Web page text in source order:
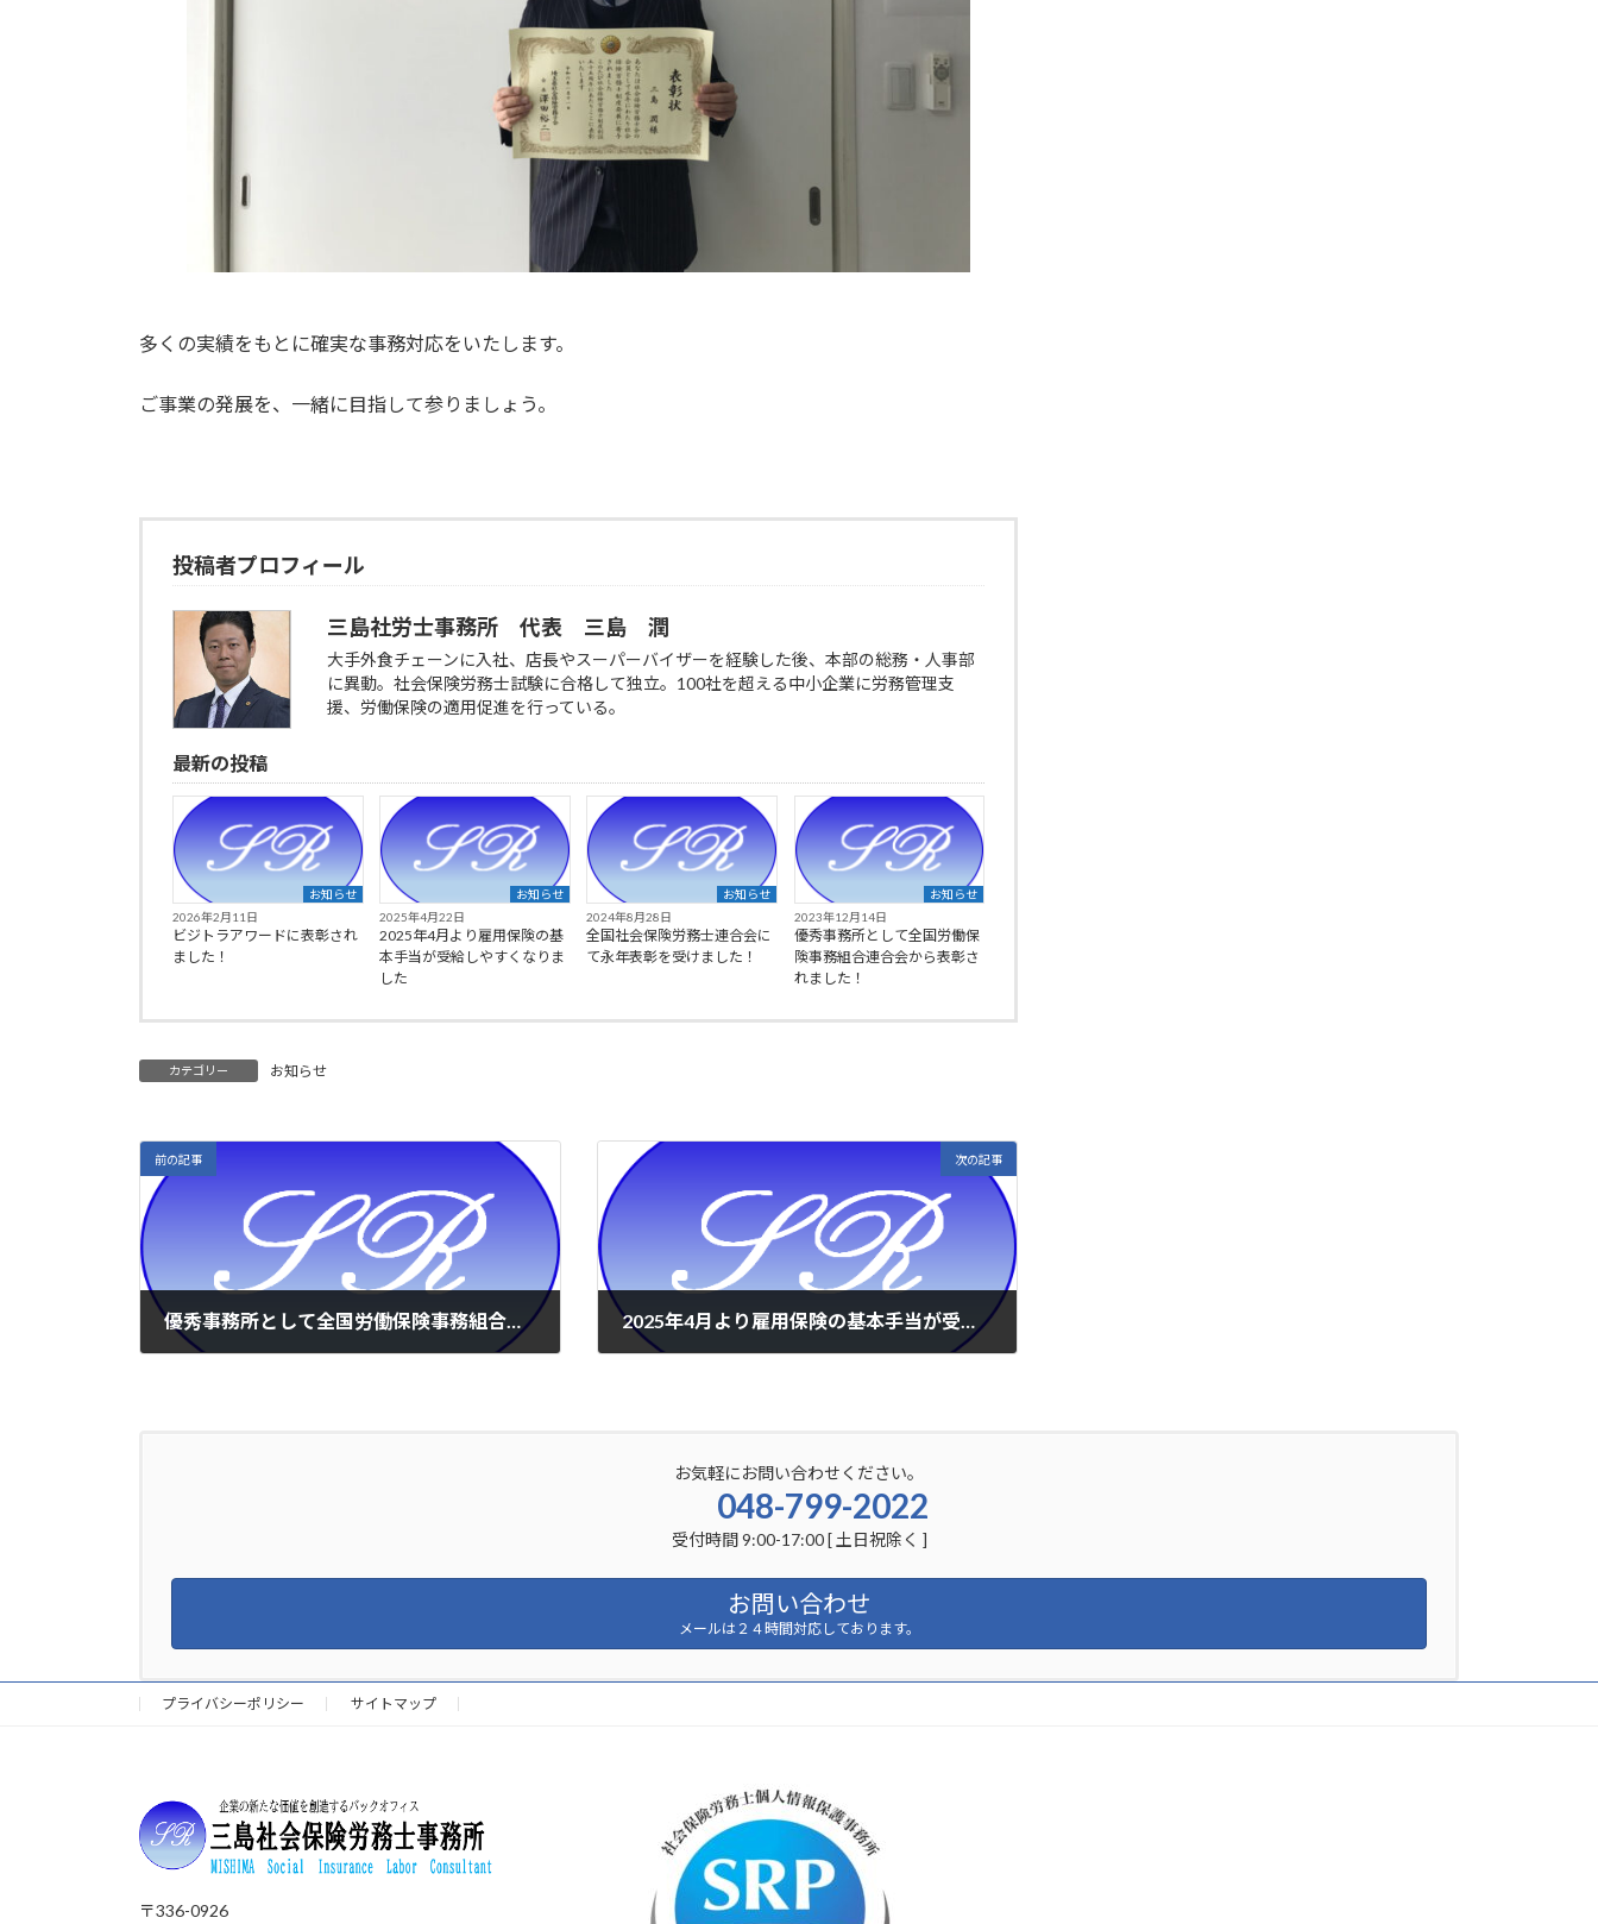
多くの実績をもとに確実な事務対応をいたします。
ご事業の発展を、一緒に目指して参りましょう。
投稿者プロフィール
三島社労士事務所 代表 三島 潤
大手外食チェーンに入社、店長やスーパーバイザーを経験した後、本部の総務・人事部
に異動。社会保険労務士試験に合格して独立。100社を超える中小企業に労務管理支
援、労働保険の適用促進を行っている。
最新の投稿
お知らせ
2026年2月11日
ビジトラアワードに表彰され
ました！
お知らせ
2025年4月22日
2025年4月より雇用保険の基
本手当が受給しやすくなりま
した
お知らせ
2024年8月28日
全国社会保険労務士連合会に
て永年表彰を受けました！
お知らせ
2023年12月14日
優秀事務所として全国労働保
険事務組合連合会から表彰さ
れました！
カテゴリー お知らせ
前の記事
優秀事務所として全国労働保険事務組合連合会から表彰されました！
次の記事
2025年4月より雇用保険の基本手当が受給しやすくなりました
お気軽にお問い合わせください。
048-799-2022
受付時間 9:00-17:00 [ 土日祝除く ]
お問い合わせ
メールは２４時間対応しております。
プライバシーポリシー サイトマップ
〒336-0926